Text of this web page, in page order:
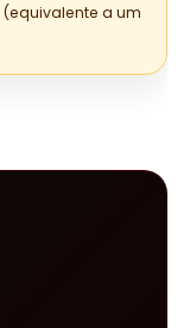
(equivalente a um